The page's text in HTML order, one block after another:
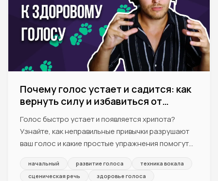
Почему голос устает и садится: как
вернуть силу и избавиться от
хрипоты
Голос быстро устает и появляется хрипота?
Узнайте, как неправильные привычки разрушают
ваш голос и какие простые упражнения помогут
начальный развитие голоса
техника вокала
сценическая речь
здоровье голоса